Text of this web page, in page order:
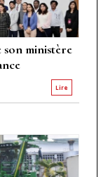
son ministère
Lire